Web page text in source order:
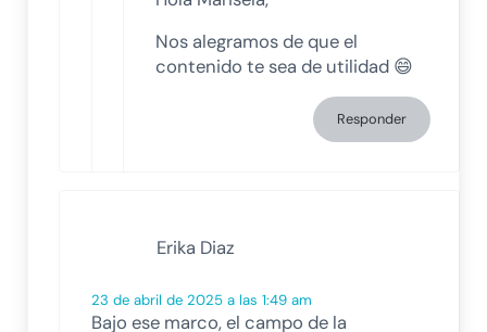
Nos alegramos de que el
contenido te sea de utilidad 😄
Responder
Erika Diaz
23 de abril de 2025 a las 1:49 am
Bajo ese marco, el campo de la